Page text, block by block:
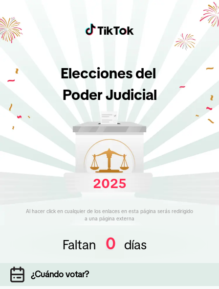
Al hacer click en cualquier de los enlaces en esta página serás redirigido
a una página externa
2025
Elecciones del
Poder Judicial
Faltan 0 días
¿Cuándo votar?